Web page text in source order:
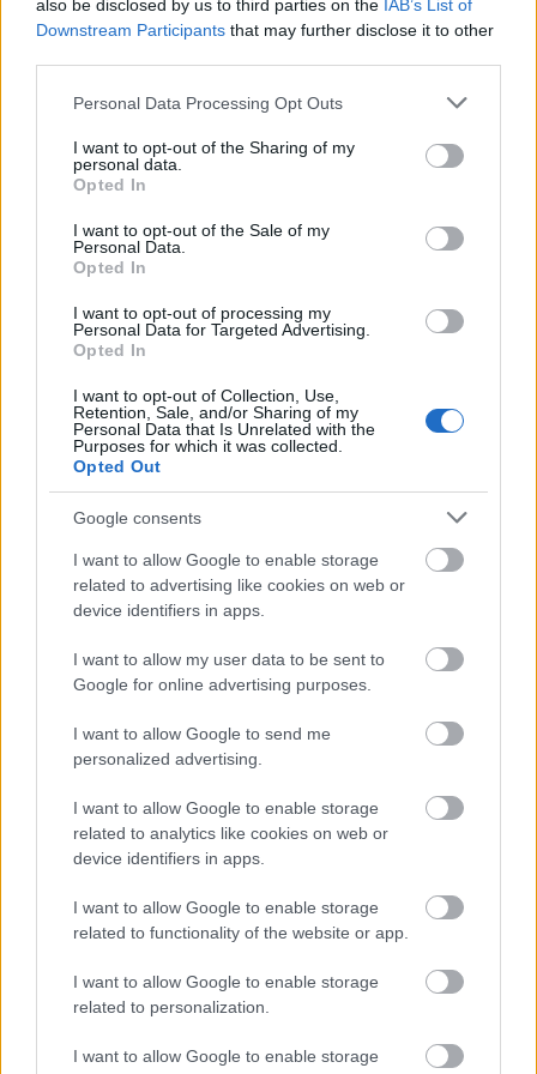
also be disclosed by us to third parties on the IAB’s List of
Downstream Participants that may further disclose it to other
Please note that this website/app uses one or more Google
not limited to your visit or usage behaviour. You may click to
grant or deny consent to Google and its third-party tags to
use your data for below specified purposes in below Google
consent section.
Personal Data Processing Opt Outs
I want to opt-out of the Sharing of my
personal data.
Opted In
I want to opt-out of the Sale of my
Personal Data.
Opted In
I want to opt-out of processing my
Personal Data for Targeted Advertising.
Opted In
I want to opt-out of Collection, Use,
Retention, Sale, and/or Sharing of my
Personal Data that Is Unrelated with the
Purposes for which it was collected.
Opted Out
Google consents
I want to allow Google to enable storage
related to advertising like cookies on web or
device identifiers in apps.
I want to allow my user data to be sent to
Google for online advertising purposes.
I want to allow Google to send me
personalized advertising.
I want to allow Google to enable storage
related to analytics like cookies on web or
device identifiers in apps.
I want to allow Google to enable storage
related to functionality of the website or app.
I want to allow Google to enable storage
related to personalization.
I want to allow Google to enable storage
Αποθήκευσε το όνομά μου, email, και τον ιστότοπο μου σε
αυτόν τον πλοηγό για την επόμενη φορά που θα σχολιάσω.
ΠΙΣΩ ΣΕ Παιχνίδι Πάντα Πάντα Πάντα
Σχετικά προϊόντα
Γη, νερό, αέρας
Βαθμολογήθηκε με0 από 5
κιμωλία. Τα Λυκόπουλα βρίσκονται πίσω από την γραμμή. Ο
Ακέλα μπορεί να
Υλικά Μπάλα μικρή Χαράζουμε στο έδαφος έναν κύκλο. Τα
μισά Λυκόπουλα μπαίνουν μέσα στο κύκλο, τα άλλα μισά
Ποδόσφαιρο σε κύκλο